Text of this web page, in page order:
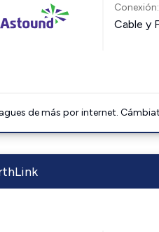
Conexión:
Cable y
de más por internet.